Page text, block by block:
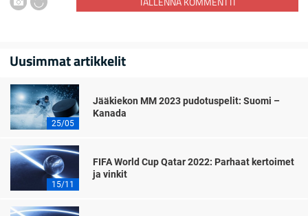
Uusimmat artikkelit
25/05
Jääkiekon MM 2023 pudotuspelit: Suomi –
Kanada
15/11
FIFA World Cup Qatar 2022: Parhaat kertoimet
ja vinkit